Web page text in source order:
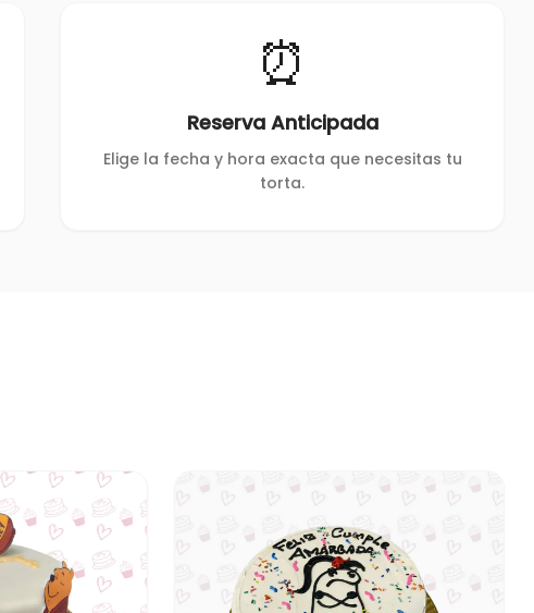
⏰
Reserva Anticipada
Elige la fecha y hora exacta que necesitas tu
torta.